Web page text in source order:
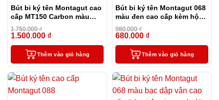
Bút bi ký tên Montagut cao
cấp MT150 Carbon màu
đen
1.750.000₫
1.500.000 ₫
Thêm vào giỏ hàng
Bút bi ký tên Montagut 068
màu đen cao cấp kèm hộp
đựng và túi
980.000₫
680.000 ₫
Thêm vào giỏ hàng